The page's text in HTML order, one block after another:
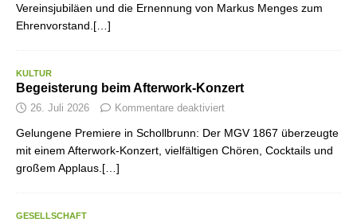
Vereinsjubiläen und die Ernennung von Markus Menges zum
Ehrenvorstand.[…]
KULTUR
Begeisterung beim Afterwork-Konzert
26. Juli 2026 Kommentare deaktiviert
Gelungene Premiere in Schollbrunn: Der MGV 1867 überzeugte
mit einem Afterwork-Konzert, vielfältigen Chören, Cocktails und
großem Applaus.[…]
GESELLSCHAFT